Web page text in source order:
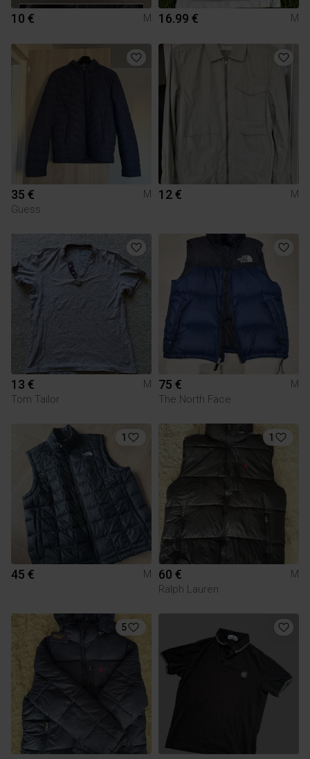
10 € M 16.99 € M
35 €
M
Guess
12 € M
13 €
M
Tom Tailor
75 €
M
The North Face
1
45 € M
1
60 €
M
Ralph Lauren
5